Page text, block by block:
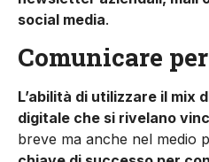
social media.
Comunicare
L’abilità di utilizzare il mix
digitale che si rivelano
breve ma anche nel medio